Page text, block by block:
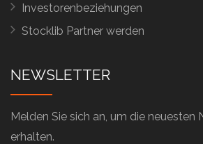
Investorenbeziehungen
Stocklib Partner werden
NEWSLETTER
Melden Sie sich an, um die neuesten
erhalten.